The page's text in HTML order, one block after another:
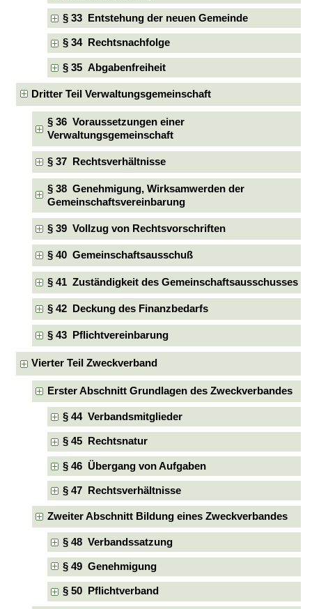
§ 33 Entstehung der neuen Gemeinde
§ 34 Rechtsnachfolge
§ 35 Abgabenfreiheit
Dritter Teil Verwaltungsgemeinschaft
§ 36 Voraussetzungen einer
Verwaltungsgemeinschaft
§ 37 Rechtsverhältnisse
§ 38 Genehmigung, Wirksamwerden der
Gemeinschaftsvereinbarung
§ 39 Vollzug von Rechtsvorschriften
§ 40 Gemeinschaftsausschuß
§ 41 Zuständigkeit des Gemeinschaftsausschusses
§ 42 Deckung des Finanzbedarfs
§ 43 Pflichtvereinbarung
Vierter Teil Zweckverband
Erster Abschnitt Grundlagen des Zweckverbandes
§ 44 Verbandsmitglieder
§ 45 Rechtsnatur
§ 46 Übergang von Aufgaben
§ 47 Rechtsverhältnisse
Zweiter Abschnitt Bildung eines Zweckverbandes
§ 48 Verbandssatzung
§ 49 Genehmigung
§ 50 Pflichtverband